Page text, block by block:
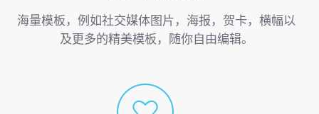
海量模板，例如社交媒体图片，海报，贺卡，横幅以
及更多的精美模板，随你自由编辑。